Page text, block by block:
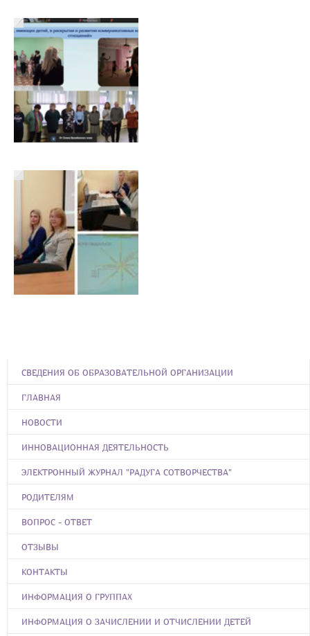
СВЕДЕНИЯ ОБ ОБРАЗОВАТЕЛЬНОЙ ОРГАНИЗАЦИИ
ГЛАВНАЯ
НОВОСТИ
ИННОВАЦИОННАЯ ДЕЯТЕЛЬНОСТЬ
ЭЛЕКТРОННЫЙ ЖУРНАЛ "РАДУГА СОТВОРЧЕСТВА"
РОДИТЕЛЯМ
ВОПРОС - ОТВЕТ
ОТЗЫВЫ
КОНТАКТЫ
ИНФОРМАЦИЯ О ГРУППАХ
ИНФОРМАЦИЯ О ЗАЧИСЛЕНИИ И ОТЧИСЛЕНИИ ДЕТЕЙ